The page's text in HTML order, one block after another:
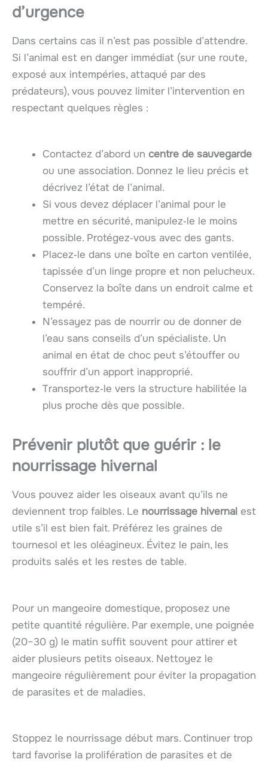
d’urgence
Dans certains cas il n’est pas possible d’attendre.
Si l’animal est en danger immédiat (sur une route,
exposé aux intempéries, attaqué par des
prédateurs), vous pouvez limiter l’intervention en
respectant quelques règles :
Contactez d’abord un centre de sauvegarde
ou une association. Donnez le lieu précis et
décrivez l’état de l’animal.
Si vous devez déplacer l’animal pour le
mettre en sécurité, manipulez‑le le moins
possible. Protégez‑vous avec des gants.
Placez‑le dans une boîte en carton ventilée,
tapissée d’un linge propre et non pelucheux.
Conservez la boîte dans un endroit calme et
tempéré.
N’essayez pas de nourrir ou de donner de
l’eau sans conseils d’un spécialiste. Un
animal en état de choc peut s’étouffer ou
souffrir d’un apport inapproprié.
Transportez‑le vers la structure habilitée la
plus proche dès que possible.
Prévenir plutôt que guérir : le
nourrissage hivernal
Vous pouvez aider les oiseaux avant qu’ils ne
deviennent trop faibles. Le nourrissage hivernal est
utile s’il est bien fait. Préférez les graines de
tournesol et les oléagineux. Évitez le pain, les
produits salés et les restes de table.
Pour un mangeoire domestique, proposez une
petite quantité régulière. Par exemple, une poignée
(20–30 g) le matin suffit souvent pour attirer et
aider plusieurs petits oiseaux. Nettoyez le
mangeoire régulièrement pour éviter la propagation
de parasites et de maladies.
Stoppez le nourrissage début mars. Continuer trop
tard favorise la prolifération de parasites et de